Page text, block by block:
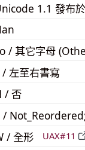
1.1 發布
/ 其它字母
/ 左至右書寫
/ 否
/
/ 全形 UAX#11